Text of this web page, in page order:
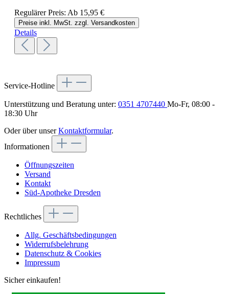
Regulärer Preis: Ab 15,95 €
Preise inkl. MwSt. zzgl. Versandkosten
Details
Service-Hotline
Unterstützung und Beratung unter: 0351 4707440 Mo-Fr, 08:00 -
18:30 Uhr
Oder über unserKontaktformular.
Informationen
Öffnungszeiten
Versand
Kontakt
Süd-Apotheke Dresden
Rechtliches
Allg. Geschäftsbedingungen
Widerrufsbelehrung
Datenschutz & Cookies
Impressum
Sicher einkaufen!